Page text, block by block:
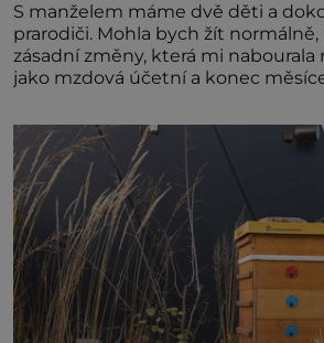
S manželem máme dvě děti a
prarodiči. Mohla bych žít
zásadní změny, která mi nabourala
jako mzdová účetní a konec
máme vnoučata, mi dcera čím dál
pomoc, co se hlídání týče. Dalo by